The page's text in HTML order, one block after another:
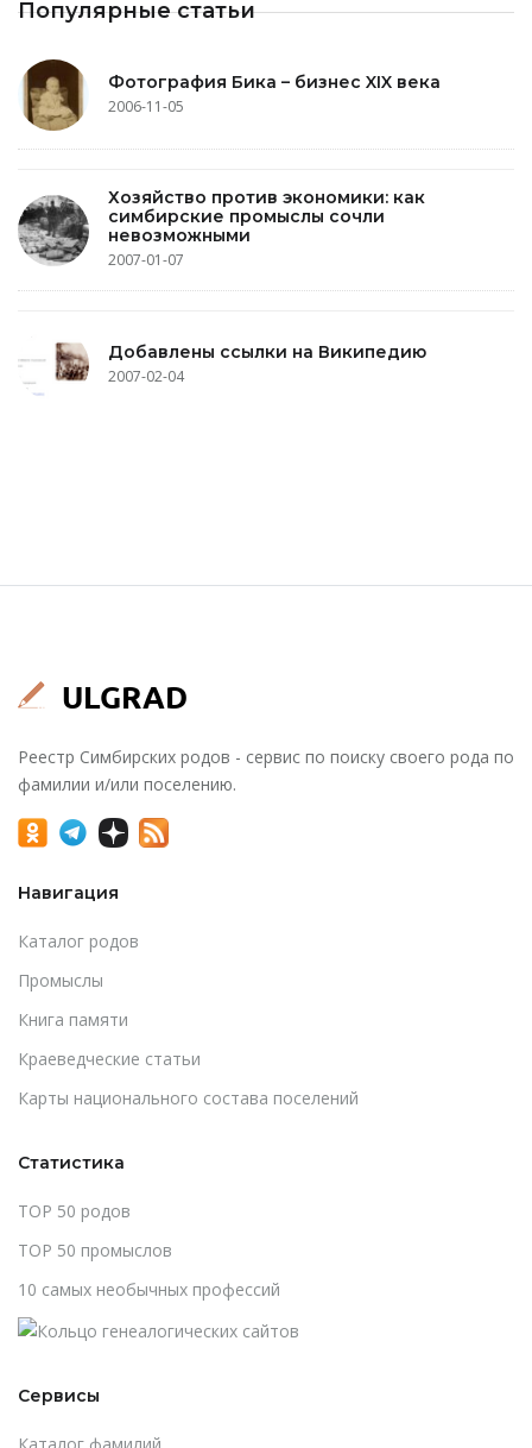
Популярные статьи
Фотография Бика – бизнес XIX века
2006-11-05
Хозяйство против экономики: как
симбирские промыслы сочли
невозможными
2007-01-07
Добавлены ссылки на Википедию
2007-02-04
Реестр Симбирских родов - сервис по поиску своего рода по
фамилии и/или поселению.
Навигация
Каталог родов
Промыслы
Книга памяти
Краеведческие статьи
Карты национального состава поселений
Статистика
TOP 50 родов
TOP 50 промыслов
10 самых необычных профессий
Сервисы
Каталог фамилий